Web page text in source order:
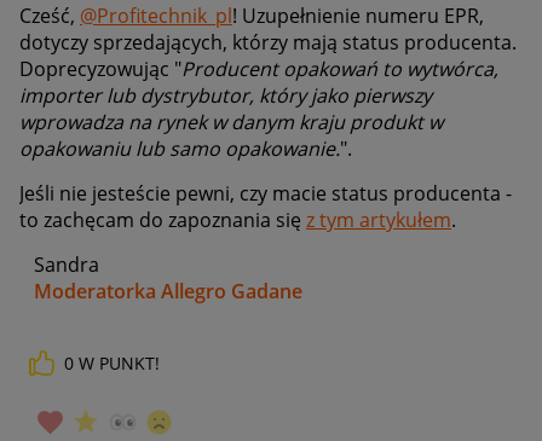
Cześć, @Profitechnik_pl! Uzupełnienie numeru EPR,
dotyczy sprzedających, którzy mają status producenta.
Doprecyzowując "Producent opakowań to wytwórca,
importer lub dystrybutor, który jako pierwszy
wprowadza na rynek w danym kraju produkt w
opakowaniu lub samo opakowanie.".
Jeśli nie jesteście pewni, czy macie status producenta -
to zachęcam do zapoznania się z tym artykułem.
Sandra
Moderatorka Allegro Gadane
0 W PUNKT!